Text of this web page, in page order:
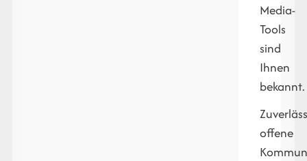
Media-
Tools
sind
Ihnen
bekannt.
offene